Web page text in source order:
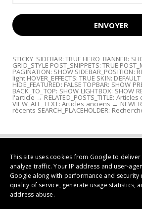
STICKY_SIDEBAR: TRUE HERO_BANNER:
GRID_STYLE POST_SNIPPETS: TRUE
PAGINATION: SHOW SIDEBAR_POSITION:
light HOVER_EFFECTS: TRUE SKIN:
HIDE_FEATURED: FALSE TOPBAR: SHOW
BACK_TO_TOP: SHOW LIGHTBOX: SHOW
l'article → RELATED_POSTS_TITLE:
VIEW_ALL_TEXT: Articles anciens →
récents SEARCH_PLACEHOLDER:
This site uses cookies from Google to
analyze traffic. Your IP address and user-
Google along with performance and security
quality of service, generate usage statistics,
address abuse.